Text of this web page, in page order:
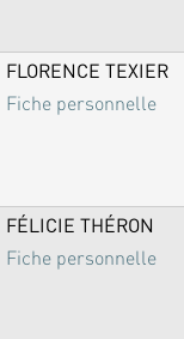
FLORENCE TEXIER
Fiche personnelle
FÉLICIE THÉRON
Fiche personnelle